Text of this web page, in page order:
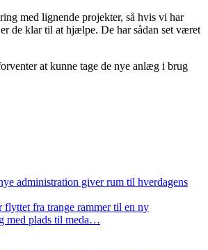
med lignende projekter, så hvis vi har
de klar til at hjælpe. De har sådan set været
at kunne tage de nye anlæg i brug
administration giver rum til hverdagens
flyttet fra trange rammer til en ny
med plads til meda…